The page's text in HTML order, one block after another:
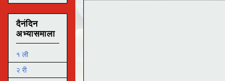
दैनंदिन
अभ्यासमाला
१ ली
२ री